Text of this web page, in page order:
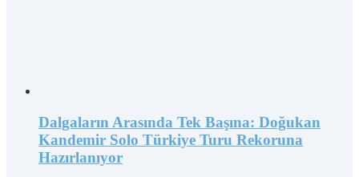
Dalgaların Arasında Tek Başına: Doğukan
Kandemir Solo Türkiye Turu Rekoruna
Hazırlanıyor